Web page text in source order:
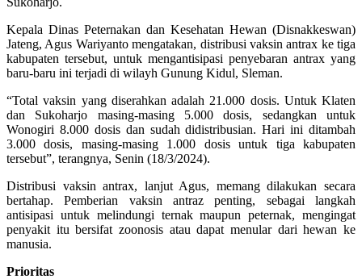
Kepala Dinas Peternakan dan Kesehatan Hewan (Disnakkeswan)
Jateng, Agus Wariyanto mengatakan, distribusi vaksin antrax ke tiga
kabupaten tersebut, untuk mengantisipasi penyebaran antrax yang
baru-baru ini terjadi di wilayh Gunung Kidul, Sleman.
“Total vaksin yang diserahkan adalah 21.000 dosis. Untuk Klaten
dan Sukoharjo masing-masing 5.000 dosis, sedangkan untuk
Wonogiri 8.000 dosis dan sudah didistribusian. Hari ini ditambah
3.000 dosis, masing-masing 1.000 dosis untuk tiga kabupaten
tersebut”, terangnya, Senin (18/3/2024).
Distribusi vaksin antrax, lanjut Agus, memang dilakukan secara
bertahap. Pemberian vaksin antraz penting, sebagai langkah
antisipasi untuk melindungi ternak maupun peternak, mengingat
penyakit itu bersifat zoonosis atau dapat menular dari hewan ke
manusia.
Prioritas